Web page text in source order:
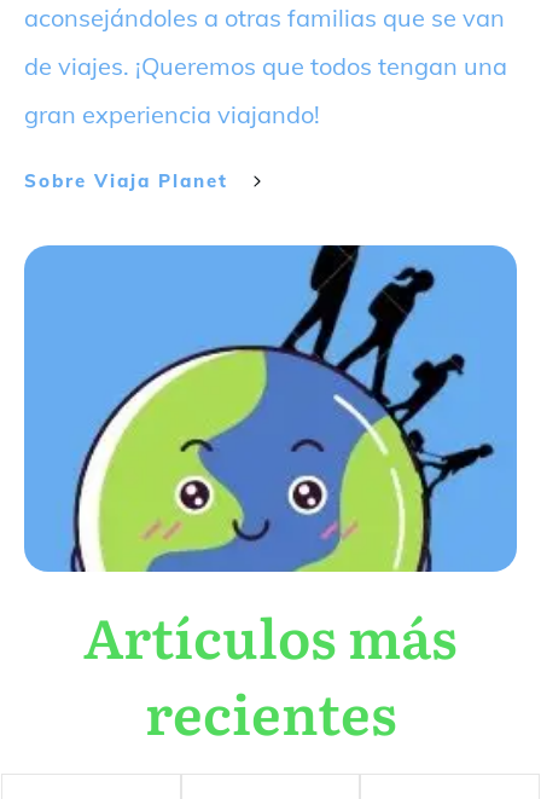
aconsejándoles a otras familias que se van
de viajes. ¡Queremos que todos tengan una
gran experiencia viajando!
Sobre Viaja Planet
Artículos más
recientes